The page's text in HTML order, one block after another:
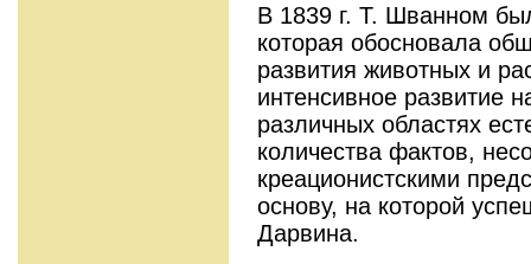
В 1839 г. Т. Шванном
которая обосновала
развития животных и
интенсивное развитие
различных областях
количества фактов,
креационистскими
основу, на которой
Дарвина.